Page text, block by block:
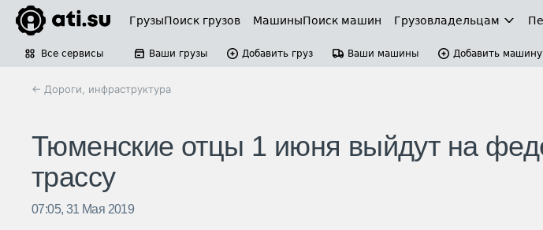
ГрузыПоиск грузов МашиныПоиск машин Грузовладельцам
Все сервисы Ваши грузы Добавить груз Ваши машины Добавить машину
← Дороги, инфраструктура
Тюменские отцы 1 июня выйдут на
трассу
07:05, 31 Мая 2019